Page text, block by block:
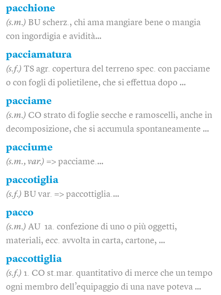
pacchione
(s.m.) BU scherz., chi ama mangiare bene o mangia
con ingordigia e avidità…
pacciamatura
(s.f.) TS agr. copertura del terreno spec. con pacciame
o con fogli di polietilene, che si effettua dopo …
pacciame
(s.m.) CO strato di foglie secche e ramoscelli, anche in
decomposizione, che si accumula spontaneamente …
pacciume
(s.m., var.) => pacciame.…
paccotiglia
(s.f.) BU var. => paccottiglia.…
pacco
(s.m.) AU 1a. confezione di uno o più oggetti,
materiali, ecc. avvolta in carta, cartone, …
paccottiglia
(s.f.) 1. CO st.mar. quantitativo di merce che un tempo
ogni membro dell’equipaggio di una nave poteva …